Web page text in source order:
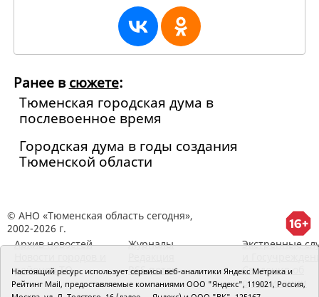
Ранее в сюжете:
Тюменская городская дума в
послевоенное время
Городская дума в годы создания
Тюменской области
© АНО «Тюменская область сегодня»,
2002-2026 г.
Архив новостей
районов ТО
Журналы
RSS поток
Экстренные
Сведения об
организации
Настоящий ресурс использует сервисы веб-аналитики Яндекс Метрика и
Рейтинг Mail, предоставляемые компаниями ООО "Яндекс", 119021, Россия,